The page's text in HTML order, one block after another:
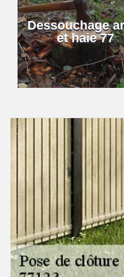
Dessouchage
et haie 77